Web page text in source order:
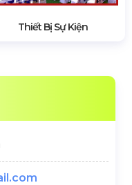
Thiết Bị Sự Kiện